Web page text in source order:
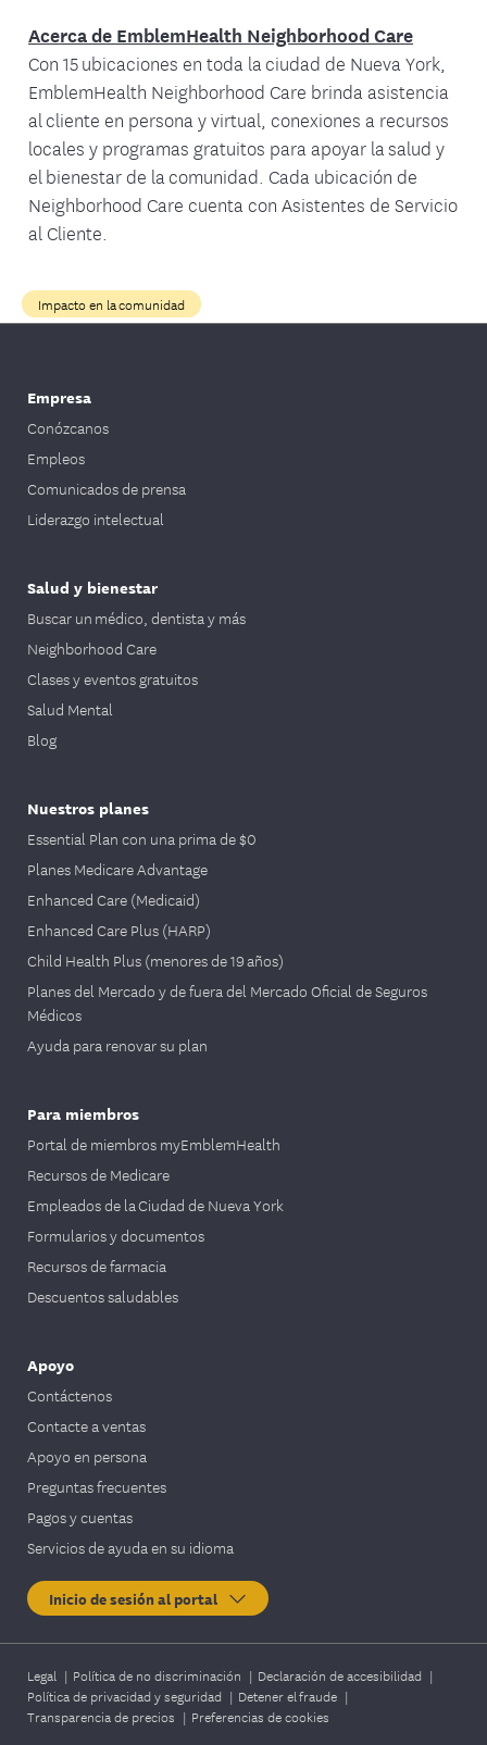
Acerca de EmblemHealth Neighborhood Care
Con 15 ubicaciones en toda la ciudad de Nueva York,
EmblemHealth Neighborhood Care brinda asistencia
al cliente en persona y virtual, conexiones a recursos
locales y programas gratuitos para apoyar la salud y
el bienestar de la comunidad. Cada ubicación de
Neighborhood Care cuenta con Asistentes de Servicio
al Cliente.
Impacto en la comunidad
Empresa
Conózcanos
Empleos
Comunicados de prensa
Liderazgo intelectual
Salud y bienestar
Buscar un médico, dentista y más
Neighborhood Care
Clases y eventos gratuitos
Salud Mental
Blog
Nuestros planes
Essential Plan con una prima de $0
Planes Medicare Advantage
Enhanced Care (Medicaid)
Enhanced Care Plus (HARP)
Child Health Plus (menores de 19 años)
Planes del Mercado y de fuera del Mercado Oficial de Seguros
Médicos
Ayuda para renovar su plan
Para miembros
Portal de miembros myEmblemHealth
Recursos de Medicare
Empleados de la Ciudad de Nueva York
Formularios y documentos
Recursos de farmacia
Descuentos saludables
Apoyo
Contáctenos
Contacte a ventas
Apoyo en persona
Preguntas frecuentes
Pagos y cuentas
Servicios de ayuda en su idioma
Inicio de sesión al portal
Legal | Política de no discriminación | Declaración de accesibilidad |
Política de privacidad y seguridad | Detener el fraude |
Transparencia de precios | Preferencias de cookies